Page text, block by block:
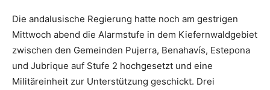
Die andalusische Regierung hatte noch am gestrigen
Mittwoch abend die Alarmstufe in dem Kiefernwaldgebiet
zwischen den Gemeinden Pujerra, Benahavís, Estepona
und Jubrique auf Stufe 2 hochgesetzt und eine
Militäreinheit zur Unterstützung geschickt. Drei